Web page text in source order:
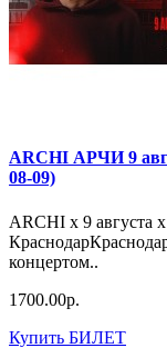
ARCHI АРЧИ 9
08-09)
ARCHI х 9 августа
концертом..
1700.00р.
Купить БИЛЕТ